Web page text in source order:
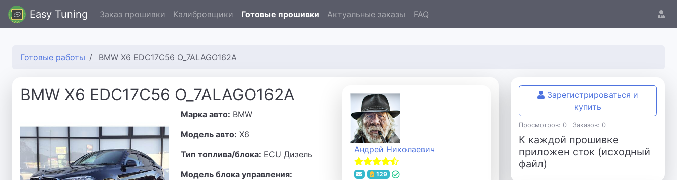
Easy Tuning Заказ прошивки Калибровщики Готовые прошивки Актуальные заказы FAQ
Готовые работы BMW X6 EDC17C56 O_7ALAGO162A
BMW X6 EDC17C56 O_7ALAGO162A
Марка авто: BMW
Модель авто: X6
Тип топлива/блока: ECU Дизель
Модель блока управления:
Андрей Николаевич
129
Зарегистрироваться и
купить
Просмотров: 0 Заказов: 0
К каждой прошивке
приложен сток (исходный
файл)